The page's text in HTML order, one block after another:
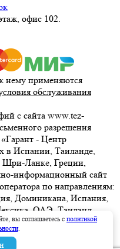
офис 102.
нему применяются
обслуживания
с сайта www.tez-
разрешения
- Центр
в Испании, Таиланде,
Шри-Ланке, Греции,
информационный сайт
по направлениям:
Доминикана, Испания,
ОАЭ, Таиланд,
ценах, указанная на
определяемой
кодекса
вы соглашаетесь сполитикой
.